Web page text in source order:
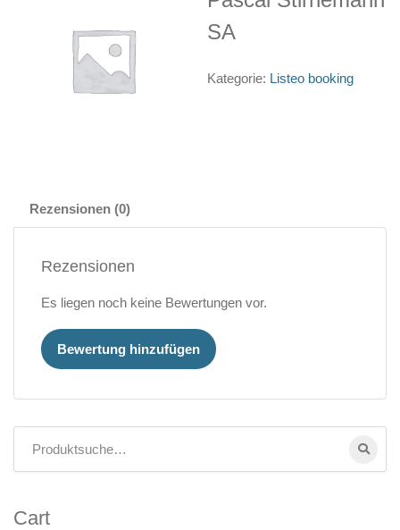
SA
Kategorie: Listeo booking
Rezensionen (0)
Rezensionen
Es liegen noch keine Bewertungen vor.
Bewertung hinzufügen
Cart